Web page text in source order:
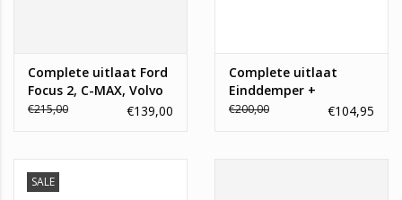
Complete uitlaat Ford
Focus 2, C-MAX, Volvo
C30, S40, V50
€215,00 €139,00
Complete uitlaat
Einddemper +
Middendemper Volvo
€200,00 €104,95
SALE